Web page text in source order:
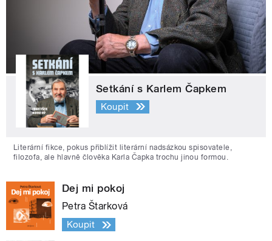
Setkání s Karlem Čapkem
Koupit
Literární fikce, pokus přiblížit literární nadsázkou spisovatele,
filozofa, ale hlavně člověka Karla Čapka trochu jinou formou.
Dej mi pokoj
Petra Štarková
Koupit